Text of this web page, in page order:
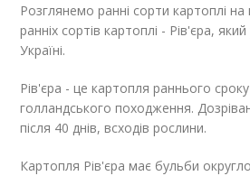
Розглянемо ранні сорти картоплі на
ранніх сортів картоплі - Рів'єра,
Україні.
Рів'єра - це картопля раннього
голландського походження.
після 40 днів, всходів рослини.
Картопля Рів'єра має бульби